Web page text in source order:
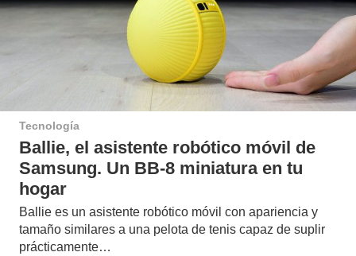
Tecnología
Ballie, el asistente robótico móvil de
Samsung. Un BB-8 miniatura en tu
hogar
Ballie es un asistente robótico móvil con apariencia y
tamaño similares a una pelota de tenis capaz de suplir
prácticamente…